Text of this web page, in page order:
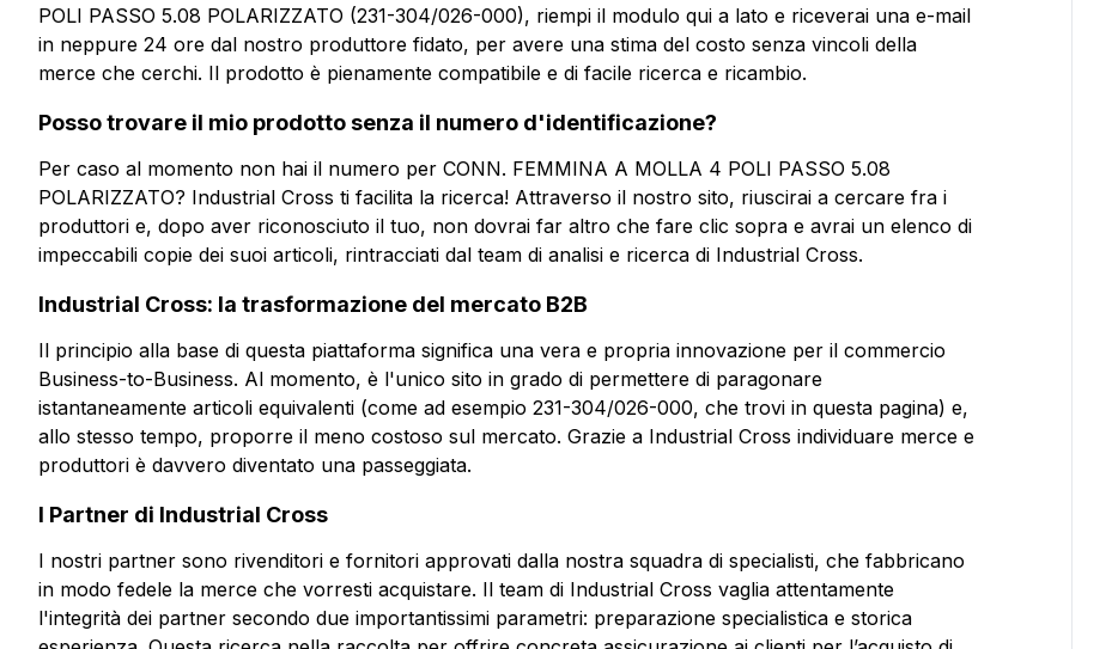
Consenso profilazione
Consenso profilazione
POLI PASSO 5.08 POLARIZZATO (231-304/026-000), riempi il modulo qui a lato e riceverai una e-mail
in neppure 24 ore dal nostro produttore fidato, per avere una stima del costo senza vincoli della
merce che cerchi. Il prodotto è pienamente compatibile e di facile ricerca e ricambio.
Posso trovare il mio prodotto senza il numero d'identificazione?
Per caso al momento non hai il numero per CONN. FEMMINA A MOLLA 4 POLI PASSO 5.08
POLARIZZATO? Industrial Cross ti facilita la ricerca! Attraverso il nostro sito, riuscirai a cercare fra i
produttori e, dopo aver riconosciuto il tuo, non dovrai far altro che fare clic sopra e avrai un elenco di
impeccabili copie dei suoi articoli, rintracciati dal team di analisi e ricerca di Industrial Cross.
Industrial Cross: la trasformazione del mercato B2B
Il principio alla base di questa piattaforma significa una vera e propria innovazione per il commercio
Business-to-Business. Al momento, è l'unico sito in grado di permettere di paragonare
istantaneamente articoli equivalenti (come ad esempio 231-304/026-000, che trovi in questa pagina) e,
allo stesso tempo, proporre il meno costoso sul mercato. Grazie a Industrial Cross individuare merce e
produttori è davvero diventato una passeggiata.
I Partner di Industrial Cross
I nostri partner sono rivenditori e fornitori approvati dalla nostra squadra di specialisti, che fabbricano
in modo fedele la merce che vorresti acquistare. Il team di Industrial Cross vaglia attentamente
l'integrità dei partner secondo due importantissimi parametri: preparazione specialistica e storica